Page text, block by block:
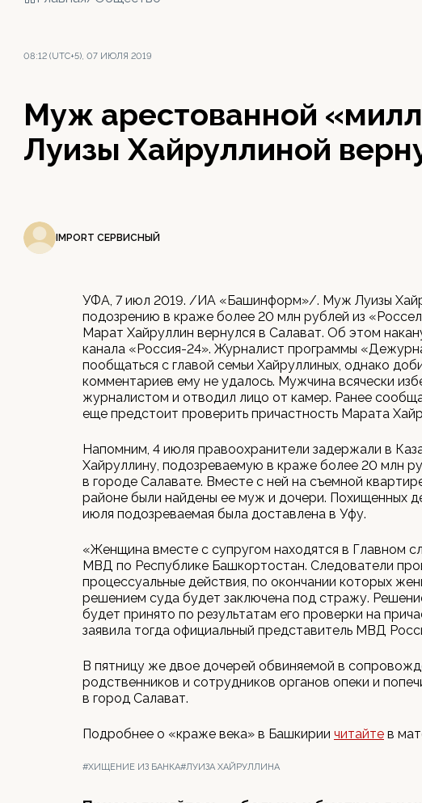
08:12 (UTC+5), 07 ИЮЛЯ 2019
Муж арестованной
Луизы Хайруллиной
IMPORT СЕРВИСНЫЙ
УФА, 7 июл 2019. /ИА «Башинформ»/. Муж Луизы
подозрению в краже более 20 млн рублей из
Марат Хайруллин вернулся в Салават. Об этом
канала «Россия-24». Журналист программы
пообщаться с главой семьи Хайруллиных, однако
комментариев ему не удалось. Мужчина всячески
журналистом и отводил лицо от камер. Ранее
еще предстоит проверить причастность Марата
Напомним, 4 июля правоохранители задержали в
Хайруллину, подозреваемую в краже более 20 млн
в городе Салавате. Вместе с ней на съемной
районе были найдены ее муж и дочери. Похищенных
июля подозреваемая была доставлена в Уфу.
«Женщина вместе с супругом находятся в Главном
МВД по Республике Башкортостан. Следователи
процессуальные действия, по окончании которых
решением суда будет заключена под стражу.
будет принято по результатам его проверки на
заявила тогда официальный представитель МВД
В пятницу же двое дочерей обвиняемой в
родственников и сотрудников органов опеки и
в город Салават.
Подробнее о «краже века» в Башкирии читайте в
#ХИЩЕНИЕ ИЗ БАНКА#ЛУИЗА ХАЙРУЛЛИНА